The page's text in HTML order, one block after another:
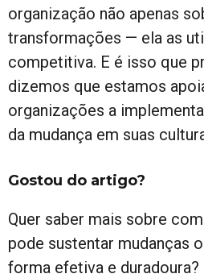
organização não apenas
transformações — ela as
competitiva. E é isso que
dizemos que estamos
organizações a
da mudança em suas
Gostou do artigo?
Quer saber mais sobre
pode sustentar mudanças
forma efetiva e duradoura?